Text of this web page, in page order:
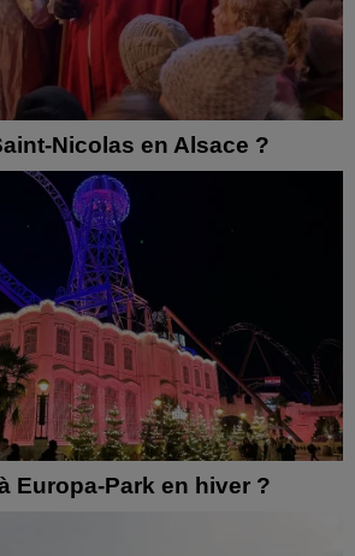
Nicolas en Alsace ?
Europa-Park en hiver ?